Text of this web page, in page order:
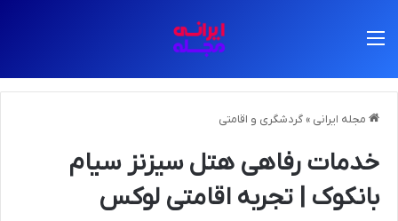
مجله ایرانی » گردشگری و اقامتی
خدمات رفاهی هتل سیزنز سیام
بانکوک | تجربه اقامتی لوکس